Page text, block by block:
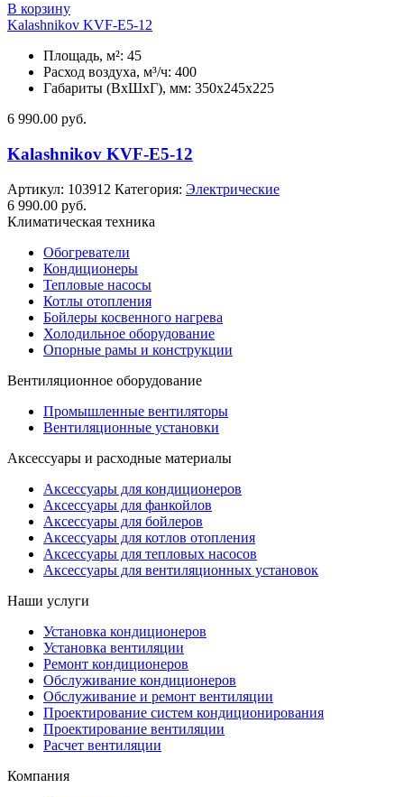
В корзину
Kalashnikov KVF-E5-12
Площадь, м²: 45
Расход воздуха, м³/ч: 400
Габариты (ВхШхГ), мм: 350x245x225
6 990.00 руб.
Kalashnikov KVF-E5-12
Артикул: 103912 Категория: Электрические
6 990.00 руб.
Климатическая техника
Обогреватели
Кондиционеры
Тепловые насосы
Котлы отопления
Бойлеры косвенного нагрева
Холодильное оборудование
Опорные рамы и конструкции
Вентиляционное оборудование
Промышленные вентиляторы
Вентиляционные установки
Аксессуары и расходные материалы
Аксессуары для кондиционеров
Аксессуары для фанкойлов
Аксессуары для бойлеров
Аксессуары для котлов отопления
Аксессуары для тепловых насосов
Аксессуары для вентиляционных установок
Наши услуги
Установка кондиционеров
Установка вентиляции
Ремонт кондиционеров
Обслуживание кондиционеров
Обслуживание и ремонт вентиляции
Проектирование систем кондиционирования
Проектирование вентиляции
Расчет вентиляции
Компания